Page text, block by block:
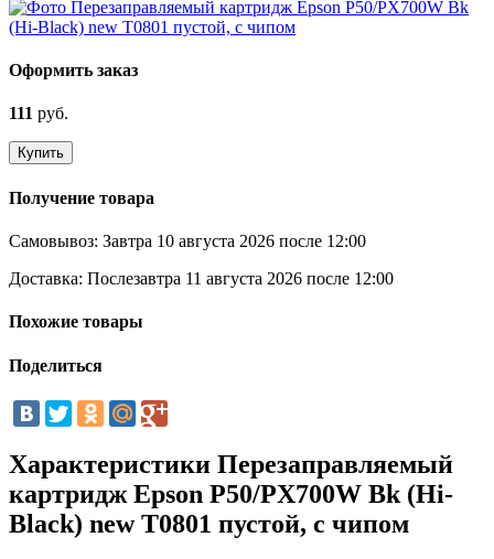
Оформить заказ
111 руб.
Купить
Получение товара
Самовывоз: Завтра 10 августа 2026 после 12:00
Доставка: Послезавтра 11 августа 2026 после 12:00
Похожие товары
Поделиться
Характеристики Перезаправляемый
картридж Epson P50/PX700W Bk (Hi-
Black) new T0801 пустой, с чипом